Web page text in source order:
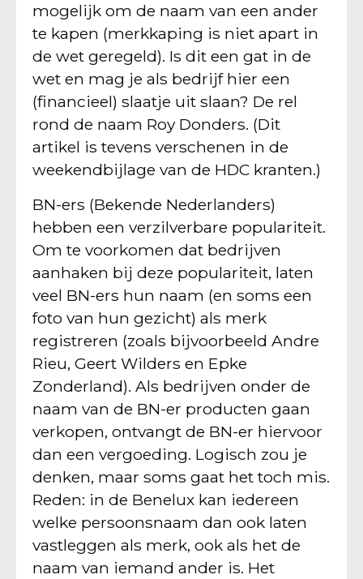
mogelijk om de naam van een ander
te kapen (merkkaping is niet apart in
de wet geregeld). Is dit een gat in de
wet en mag je als bedrijf hier een
(financieel) slaatje uit slaan? De rel
rond de naam Roy Donders. (Dit
artikel is tevens verschenen in de
weekendbijlage van de HDC kranten.)
BN-ers (Bekende Nederlanders)
hebben een verzilverbare populariteit.
Om te voorkomen dat bedrijven
aanhaken bij deze populariteit, laten
veel BN-ers hun naam (en soms een
foto van hun gezicht) als merk
registreren (zoals bijvoorbeeld Andre
Rieu, Geert Wilders en Epke
Zonderland). Als bedrijven onder de
naam van de BN-er producten gaan
verkopen, ontvangt de BN-er hiervoor
dan een vergoeding. Logisch zou je
denken, maar soms gaat het toch mis.
Reden: in de Benelux kan iedereen
welke persoonsnaam dan ook laten
vastleggen als merk, ook als het de
naam van iemand ander is. Het